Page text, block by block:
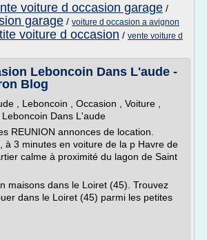
voiture d occasion garage /
garage / voiture d occasion a avignon
voiture d occasion / vente voiture d
Leboncoin Dans L'aude -
Blog
, Leboncoin , Occasion , Voiture ,
Dans L'aude
REUNION annonces de location.
à 3 minutes en voiture de la p Havre de
calme à proximité du lagon de Saint
maisons dans le Loiret (45). Trouvez
dans le Loiret (45) parmi les petites